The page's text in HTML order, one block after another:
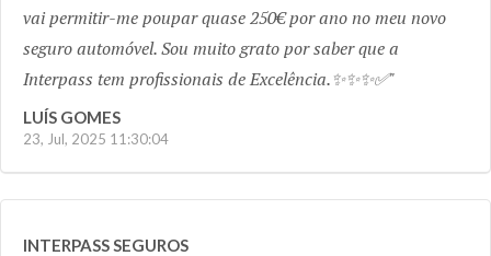
vai permitir-me poupar quase 250€ por ano no meu novo
seguro automóvel. Sou muito grato por saber que a
Interpass tem profissionais de Excelência.✨✨✨✅
LUÍS GOMES
23, Jul, 2025 11:30:04
INTERPASS SEGUROS